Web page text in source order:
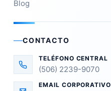
Blog
CONTACTO
TELÉFONO CENTRAL
(506) 2239-9070
EMAIL CORPORATIVO